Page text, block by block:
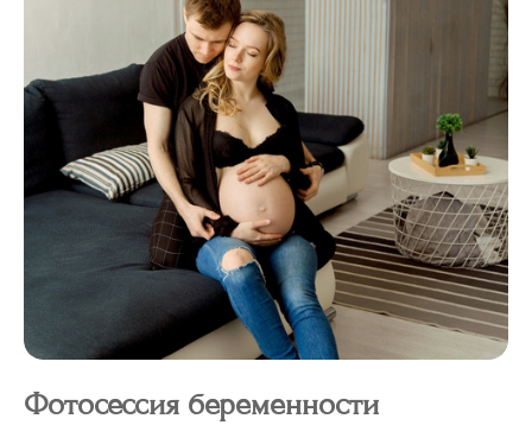
Фотосессия беременности